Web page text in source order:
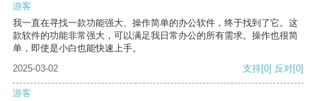
游客
我一直在寻找一款功能强大、操作简单的办公软件，终于找到了它。这
款软件的功能非常强大，可以满足我日常办公的所有需求。操作也很简
单，即使是小白也能快速上手。
2025-03-02
支持[0] 反对[0]
游客